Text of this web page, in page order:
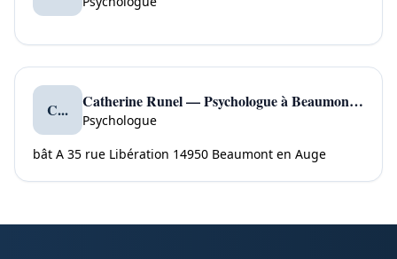
C... Catherine Runel — Psychologue à Beaumont en Auge
Psychologue
bât A 35 rue Libération 14950 Beaumont en Auge